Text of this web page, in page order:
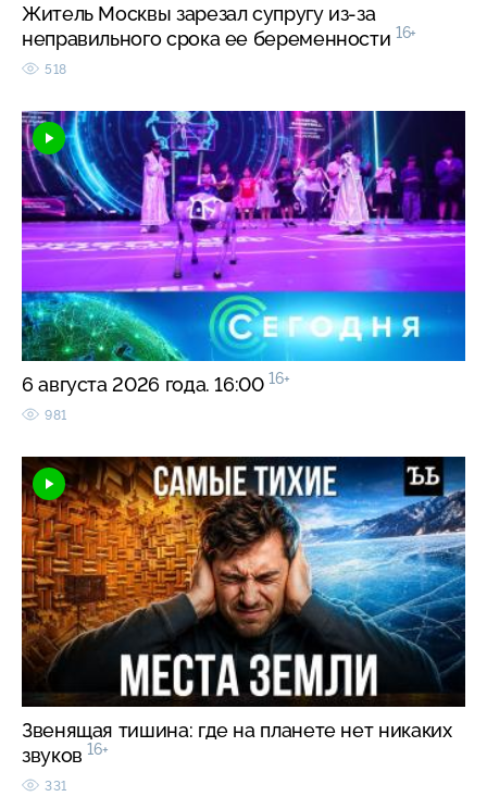
Житель Москвы зарезал супругу из-за
неправильного срока ее беременности 16+
518
6 августа 2026 года. 16:00 16+
981
Звенящая тишина: где на планете нет никаких
звуков 16+
331